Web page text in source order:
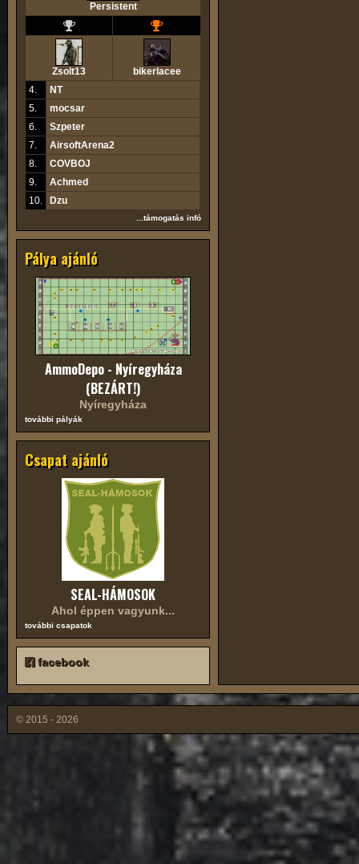
Persistent
Zsolt13
bikerlacee
4.
NT
5.
mocsar
6.
Szpeter
7.
AirsoftArena2
8.
COVBOJ
9.
Achmed
10.
Dzu
...támogatás infó
Pálya ajánló
AmmoDepo - Nyíregyháza
(BEZÁRT!)
Nyíregyháza
további pályák
Csapat ajánló
SEAL-HÁMOSOK
Ahol éppen vagyunk...
további csapatok
facebook
© 2015 - 2026